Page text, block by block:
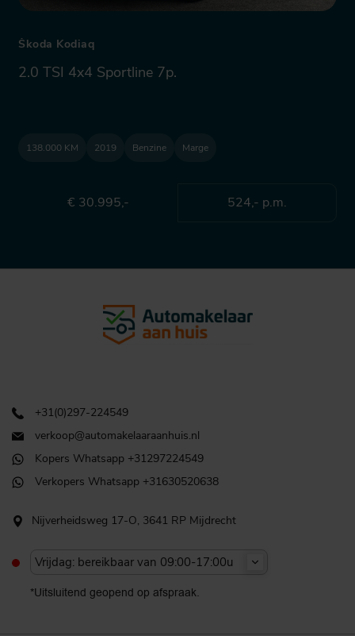
Škoda Kodiaq
2.0 TSI 4x4 Sportline 7p.
138.000 KM 2019 Benzine Marge
€ 30.995,- 524,- p.m.
+31(0)297-224549
verkoop@automakelaaraanhuis.nl
Kopers Whatsapp +31297224549
Verkopers Whatsapp +31630520638
Nijverheidsweg 17-O, 3641 RP Mijdrecht
Vrijdag: bereikbaar van 09:00-17:00u
*Uitsluitend geopend op afspraak.